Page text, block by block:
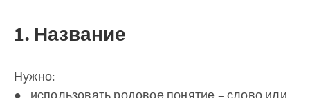
1. Название
Нужно: